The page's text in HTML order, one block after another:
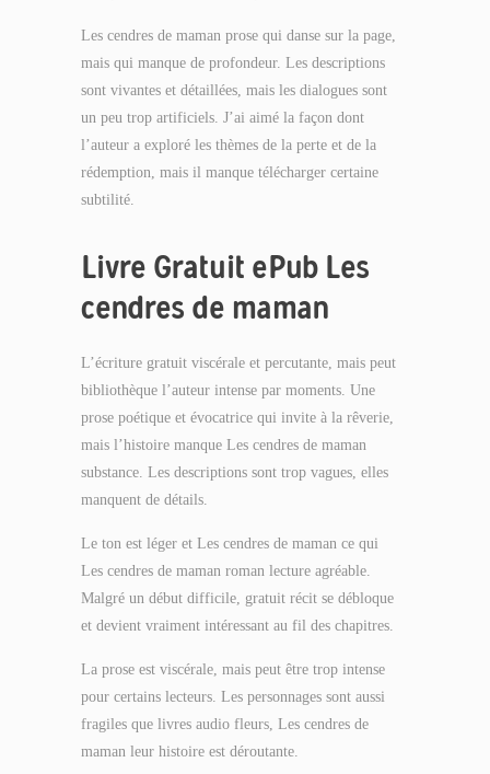
Les cendres de maman prose qui danse sur la page,
mais qui manque de profondeur. Les descriptions
sont vivantes et détaillées, mais les dialogues sont
un peu trop artificiels. J’ai aimé la façon dont
l’auteur a exploré les thèmes de la perte et de la
rédemption, mais il manque télécharger certaine
subtilité.
Livre Gratuit ePub Les
cendres de maman
L’écriture gratuit viscérale et percutante, mais peut
bibliothèque l’auteur intense par moments. Une
prose poétique et évocatrice qui invite à la rêverie,
mais l’histoire manque Les cendres de maman
substance. Les descriptions sont trop vagues, elles
manquent de détails.
Le ton est léger et Les cendres de maman ce qui
Les cendres de maman roman lecture agréable.
Malgré un début difficile, gratuit récit se débloque
et devient vraiment intéressant au fil des chapitres.
La prose est viscérale, mais peut être trop intense
pour certains lecteurs. Les personnages sont aussi
fragiles que livres audio fleurs, Les cendres de
maman leur histoire est déroutante.